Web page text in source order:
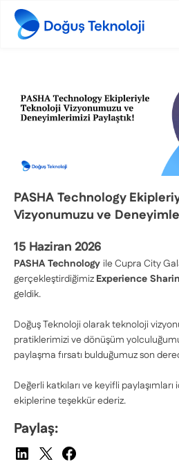
PASHA Technology
Vizyonumuzu ve
15 Haziran 2026
PASHA Technology ile Cupra City
gerçekleştirdiğimiz Experience
geldik.
Doğuş Teknoloji olarak teknoloji
pratiklerimizi ve dönüşüm
paylaşma fırsatı bulduğumuz son
Değerli katkıları ve keyifli
ekiplerine teşekkür ederiz.
Paylaş: